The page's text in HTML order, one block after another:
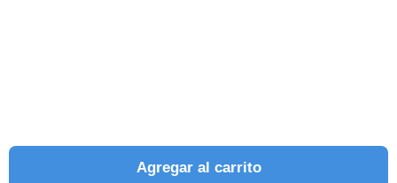
Agregar al carrito